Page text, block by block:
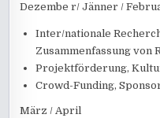
Dezembe r/ Jänner /
Inter/nationale
Zusammenfassung von
Projektförderung,
Crowd-Funding,
März / April